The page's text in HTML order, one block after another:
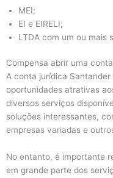
MEI;
EI e EIRELI;
LTDA com um ou mais
Compensa abrir uma
A conta jurídica
oportunidades atrativas
diversos serviços
soluções interessantes,
empresas variadas e
No entanto, é importante
em grande parte dos